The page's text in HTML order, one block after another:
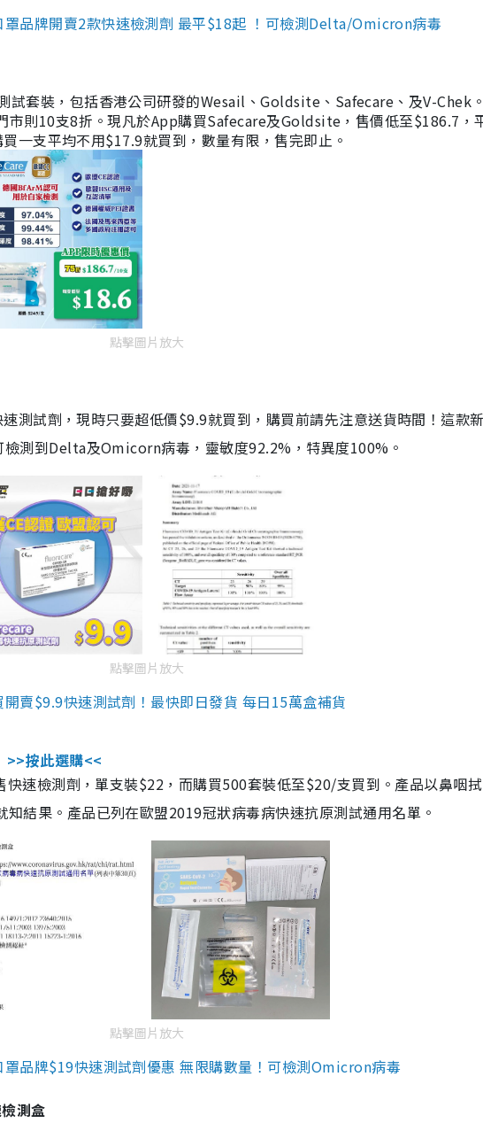
品牌開賣2款快速檢測劑 最平$18起 ！可檢測Delta/Omicron病毒
試套裝，包括香港公司研發的Wesail、Goldsite、Safecare、及V-Chek
市則10支8折。現凡於App購買Safecare及Goldsite，售價低至$186.7，
一支平均不用$17.9就買到，數量有限，售完即止。
點擊圖片放大
測試劑，現時只要超低價$9.9就買到，購買前請先注意送貨時間！這款
測到Delta及Omicorn病毒，靈敏度92.2%，特異度100%。
點擊圖片放大
賣$9.9快速測試劑！最快即日發貨 每日15萬盒補貨
>>按此選購<<
快速檢測劑，單支裝$22，而購買500套裝低至$20/支買到。產品以鼻咽
結果。產品已列在歐盟2019冠狀病毒病快速抗原測試通用名單。
點擊圖片放大
品牌$19快速測試劑優惠 無限購數量！可檢測Omicron病毒
測盒